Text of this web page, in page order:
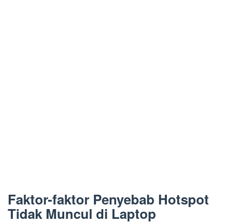
Faktor-faktor Penyebab Hotspot
Tidak Muncul di Laptop